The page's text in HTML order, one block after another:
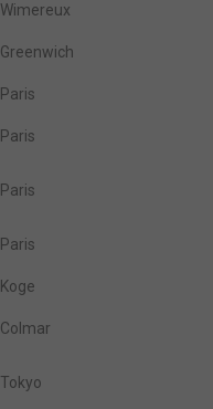
Wimereux
Greenwich
Paris
Paris
Paris
Paris
Koge
Colmar
Tokyo